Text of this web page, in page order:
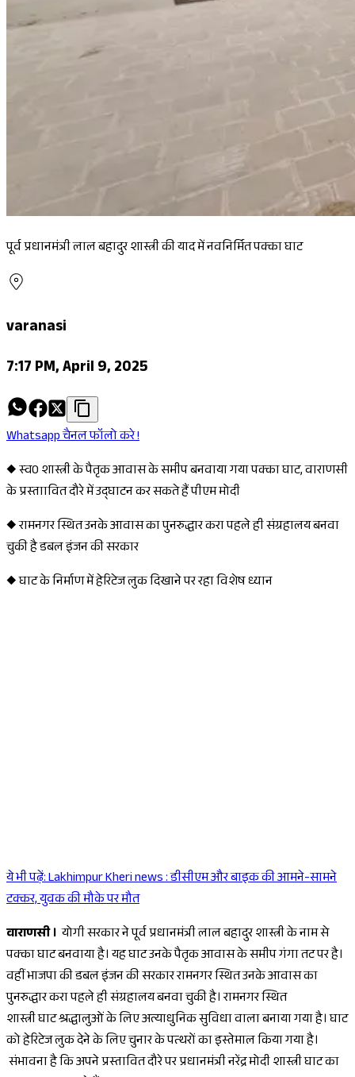
पूर्व प्रधानमंत्री लाल बहादुर शास्त्री की याद में नवनिर्मित पक्का घाट
varanasi
7:17 PM, April 9, 2025
Whatsapp चैनल फॉलो करे !
◆ स्व0 शास्त्री के पैतृक आवास के समीप बनवाया गया पक्का घाट, वाराणसी
के प्रस्ताावित दौरे में उद्घाटन कर सकते हैं पीएम मोदी
◆ रामनगर स्थित उनके आवास का पुनरुद्धार करा पहले ही संग्रहालय बनवा
चुकी है डबल इंजन की सरकार
◆ घाट के निर्माण में हेरिटेज लुक दिखाने पर रहा विशेष ध्यान
Sponsored
ये भी पढ़ें:Lakhimpur Kheri news : डीसीएम और बाइक की आमने-सामने
टक्कर, युवक की मौके पर मौत
वाराणसी । योगी सरकार ने पूर्व प्रधानमंत्री लाल बहादुर शास्त्री के नाम से
पक्का घाट बनवाया है। यह घाट उनके पैतृक आवास के समीप गंगा तट पर है।
वहीं भाजपा की डबल इंजन की सरकार रामनगर स्थित उनके आवास का
पुनरुद्धार करा पहले ही संग्रहालय बनवा चुकी है। रामनगर स्थित
शास्त्री घाट श्रद्धालुओं के लिए अत्याधुनिक सुविधा वाला बनाया गया है। घाट
को हेरिटेज लुक देने के लिए चुनार के पत्थरों का इस्तेमाल किया गया है।
संभावना है कि अपने प्रस्तावित दौरे पर प्रधानमंत्री नरेंद्र मोदी शास्त्री घाट का